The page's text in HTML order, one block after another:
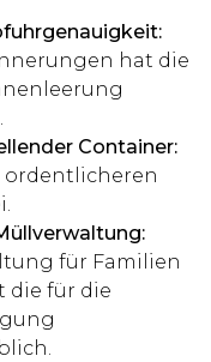
hat die
Container:
ordentlicheren
für Familien
die für die